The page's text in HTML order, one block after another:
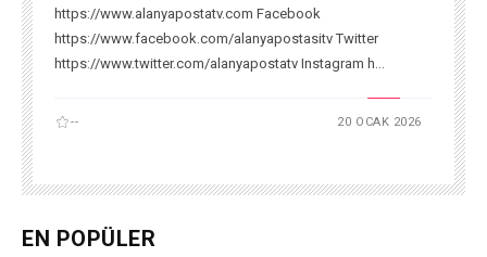
https://www.alanyapostatv.com Facebook
https://www.facebook.com/alanyapostasitv Twitter
https://www.twitter.com/alanyapostatv Instagram h...
-- 20 OCAK 2026
EN POPÜLER